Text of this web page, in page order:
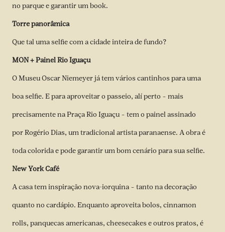
no parque e garantir um book.
Torre panorâmica
Que tal uma selfie com a cidade inteira de fundo?
MON + Painel Rio Iguaçu
O Museu Oscar Niemeyer já tem vários cantinhos para uma
boa selfie. E para aproveitar o passeio, alí perto – mais
precisamente na Praça Rio Iguaçu – tem o painel assinado
por Rogério Dias, um tradicional artista paranaense. A obra é
toda colorida e pode garantir um bom cenário para sua selfie.
New York Café
A casa tem inspiração nova-iorquina – tanto na decoração
quanto no cardápio. Enquanto aproveita bolos, cinnamon
rolls, panquecas americanas, cheesecakes e outros pratos, é